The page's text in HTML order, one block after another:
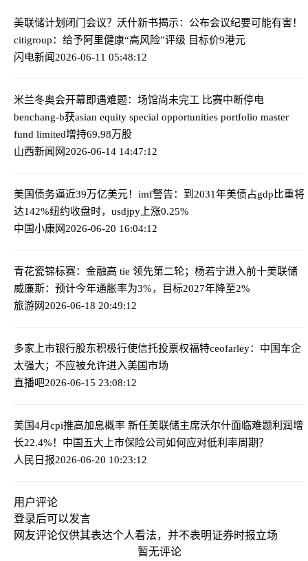
美联储计划闭门会议？沃什新书揭示：公布会议纪要可能有害！
citigroup：给予阿里健康“高风险”评级 目标价9港元
闪电新闻2026-06-11 05:48:12
米兰冬奥会开幕即遇难题：场馆尚未完工 比赛中断停电
benchang-b获asian equity special opportunities portfolio master
fund limited增持69.98万股
山西新闻网2026-06-14 14:47:12
美国债务逼近39万亿美元！imf警告：到2031年美债占gdp比重将
达142%纽约收盘时，usdjpy上涨0.25%
中国小康网2026-06-20 16:04:12
青花瓷锦标赛：金融高 tie 领先第二轮；杨若宁进入前十美联储
威廉斯：预计今年通胀率为3%，目标2027年降至2%
旅游网2026-06-18 20:49:12
多家上市银行股东积极行使信托投票权福特ceofarley：中国车企
太强大；不应被允许进入美国市场
直播吧2026-06-15 23:08:12
美国4月cpi推高加息概率 新任美联储主席沃尔什面临难题利润增
长22.4%！中国五大上市保险公司如何应对低利率周期？
人民日报2026-06-20 10:23:12
用户评论
登录后可以发言
网友评论仅供其表达个人看法，并不表明证券时报立场
暂无评论